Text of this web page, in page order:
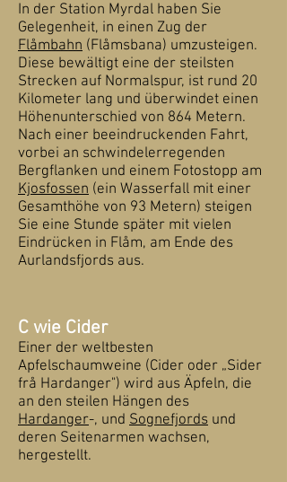
In der Station Myrdal haben Sie
Gelegenheit, in einen Zug der
Flåmbahn (Flåmsbana) umzusteigen.
Diese bewältigt eine der steilsten
Strecken auf Normalspur, ist rund 20
Kilometer lang und überwindet einen
Höhenunterschied von 864 Metern.
Nach einer beeindruckenden Fahrt,
vorbei an schwindelerregenden
Bergflanken und einem Fotostopp am
Kjosfossen (ein Wasserfall mit einer
Gesamthöhe von 93 Metern) steigen
Sie eine Stunde später mit vielen
Eindrücken in Flåm, am Ende des
Aurlandsfjords aus.
C wie Cider
Einer der weltbesten
Apfelschaumweine (Cider oder „Sider
frå Hardanger") wird aus Äpfeln, die
an den steilen Hängen des
Hardanger-, und Sognefjords und
deren Seitenarmen wachsen,
hergestellt.